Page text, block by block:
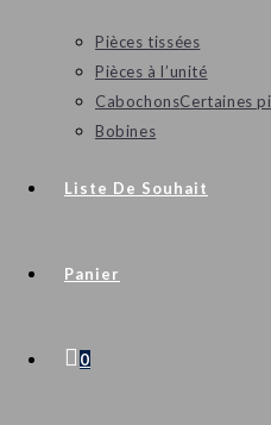
Pièces tissées
Pièces à l’unité
CabochonsCertaines
Bobines
Liste De Souhait
Panier
0